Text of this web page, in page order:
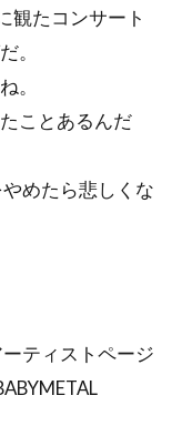
観たコンサート
。
。
ことあるんだ
めたら悲しくな
ティストページ